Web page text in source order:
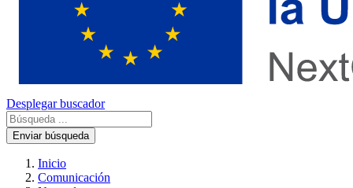
Desplegar buscador
Enviar búsqueda
Inicio
Comunicación